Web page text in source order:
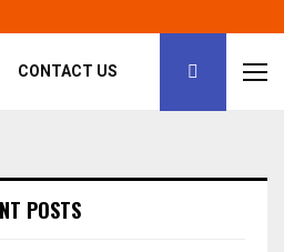
CONTACT US
POSTS